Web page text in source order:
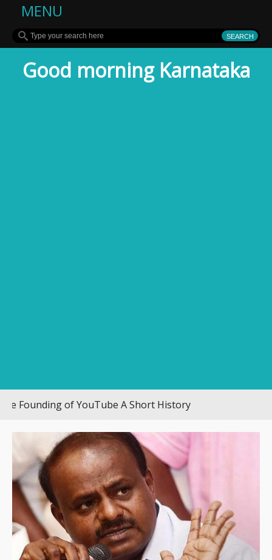
MENU
Good morning Karnataka
of YouTube A Short History